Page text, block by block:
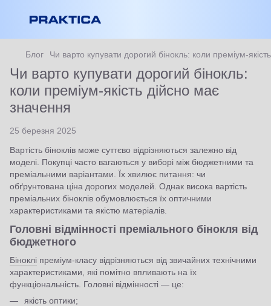
Блог Чи варто купувати дорогий бінокль: коли преміум-
Чи варто купувати дорогий бінокль:
коли преміум-якість дійсно має
значення
25 березня 2025
Вартість біноклів може суттєво відрізняються залежно від
моделі. Покупці часто вагаються у виборі між бюджетними та
преміальними варіантами. Їх хвилює питання: чи
обґрунтована ціна дорогих моделей. Однак висока вартість
преміальних біноклів обумовлюється їх оптичними
характеристиками та якістю матеріалів.
Головні відмінності преміального бінокля від
бюджетного
Біноклі преміум-класу відрізняються від звичайних технічними
характеристиками, які помітно впливають на їх
функціональність. Головні відмінності — це:
якість оптики;